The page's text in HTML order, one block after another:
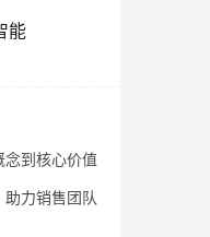
能
到核心价值
力销售团队